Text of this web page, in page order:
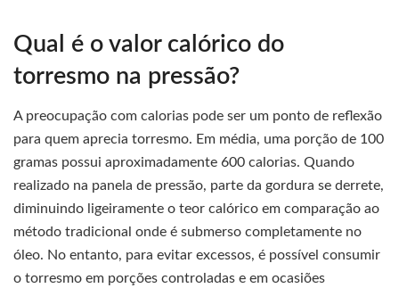
Qual é o valor calórico do
torresmo na pressão?
A preocupação com calorias pode ser um ponto de reflexão
para quem aprecia torresmo. Em média, uma porção de 100
gramas possui aproximadamente 600 calorias. Quando
realizado na panela de pressão, parte da gordura se derrete,
diminuindo ligeiramente o teor calórico em comparação ao
método tradicional onde é submerso completamente no
óleo. No entanto, para evitar excessos, é possível consumir
o torresmo em porções controladas e em ocasiões